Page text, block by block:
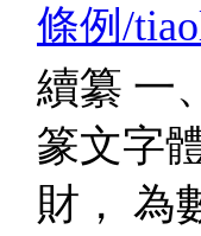
條例/
續纂 一
篆文字
財， 為